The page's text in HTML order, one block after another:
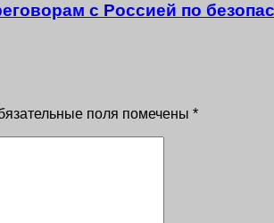
с Россией по
поля помечены *